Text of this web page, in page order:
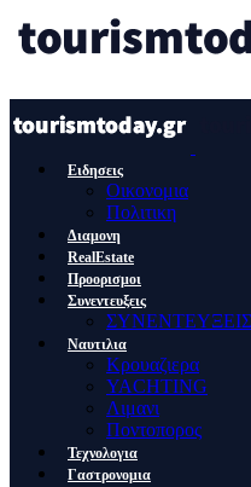
Ειδησεις
Οικονομια
Πολιτικη
Διαμονη
RealEstate
Προορισμοι
Συνεντευξεις
Ναυτιλια
Κρουαζιερα
YACHTING
Λιμανι
Ποντοπορος
Τεχνολογια
Γαστρονομια